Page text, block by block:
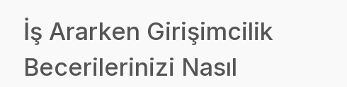
İş Ararken Girişimcilik
Becerilerinizi Nasıl